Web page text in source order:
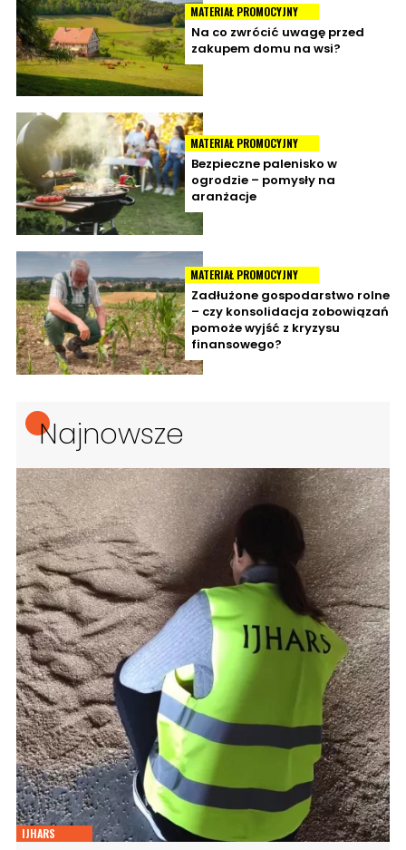
MATERIAŁ PROMOCYJNY
Na co zwrócić uwagę przed
zakupem domu na wsi?
MATERIAŁ PROMOCYJNY
Bezpieczne palenisko w
ogrodzie – pomysły na
aranżacje
MATERIAŁ PROMOCYJNY
Zadłużone gospodarstwo rolne
– czy konsolidacja zobowiązań
pomoże wyjść z kryzysu
finansowego?
Najnowsze
IJHARS